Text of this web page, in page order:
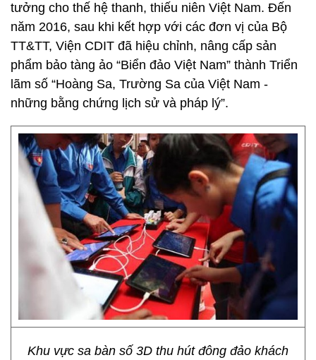
tưởng cho thế hệ thanh, thiếu niên Việt Nam. Đến
năm 2016, sau khi kết hợp với các đơn vị của Bộ
TT&TT, Viện CDIT đã hiệu chỉnh, nâng cấp sản
phẩm bảo tàng ảo “Biển đảo Việt Nam” thành Triển
lãm số “Hoàng Sa, Trường Sa của Việt Nam -
những bằng chứng lịch sử và pháp lý”.
Khu vực sa bàn số 3D thu hút đông đảo khách